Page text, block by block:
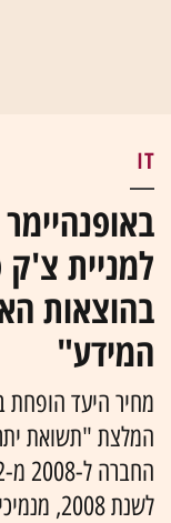
IT
למניית
בהוצאות
המידע"
המלצת "תשואת